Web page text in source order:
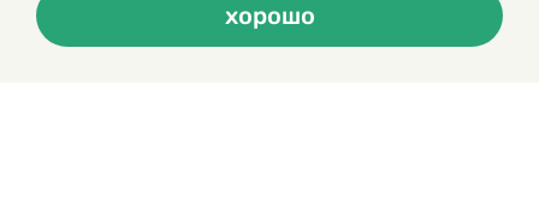
Копирование материалов возможно только с разрешения редакторов
сайта
Политика конфиденциальности
хорошо